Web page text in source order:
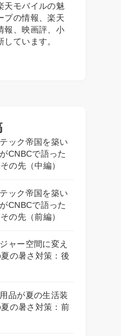
天モバイルの魅
プの情報、楽天
報、映画評、小
ています。
ック帝国を築い
CNBCで語った
の先（中編）
ック帝国を築い
CNBCで語った
の先（前編）
ャー空間に変え
の暑さ対策：後
品が夏の生活装
の暑さ対策：前